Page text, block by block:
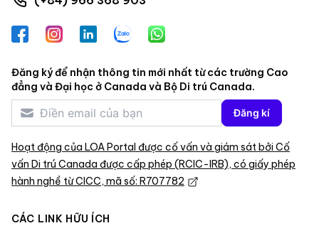
FacebookInstagramLinkedInZalo WhatsApp
Đăng ký để nhận thông tin mới nhất từ các trường Cao
đẳng và Đại học ở Canada và Bộ Di trú Canada.
Đăng kí
Hoạt động của LOA Portal được cố vấn và giám sát bởi Cố
vấn Di trú Canada được cấp phép (RCIC-IRB), có giấy phép
hành nghề từ CICC, mã số: R707782
CÁC LINK HỮU ÍCH